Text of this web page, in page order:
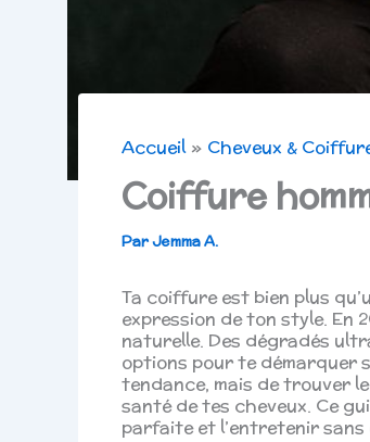
Accueil Cheveux &
Coiffure
ParJemma A.
Ta coiffure est bien plus
expression de ton style. En
naturelle. Des dégradés
options pour te démarquer
tendance, mais de trouver
santé de tes cheveux. Ce
parfaite et l’entretenir